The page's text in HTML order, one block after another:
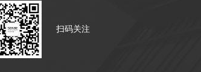
扫码关注